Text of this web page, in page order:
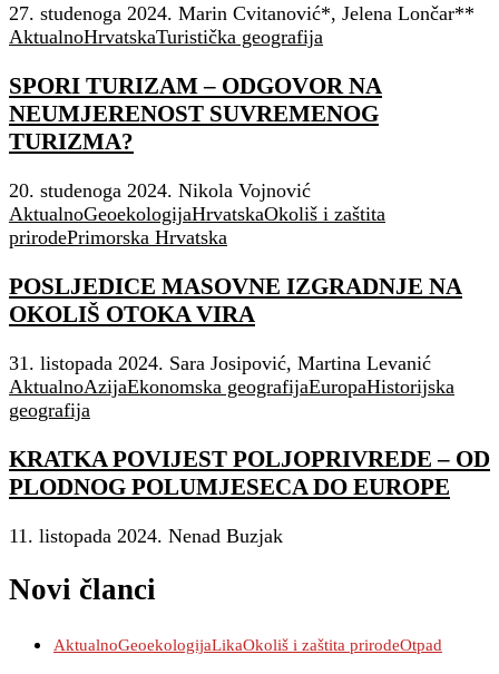
27. studenoga 2024. Marin Cvitanović*, Jelena Lončar**
AktualnoHrvatskaTuristička geografija
SPORI TURIZAM – ODGOVOR NA
NEUMJERENOST SUVREMENOG
TURIZMA?
20. studenoga 2024. Nikola Vojnović
AktualnoGeoekologijaHrvatskaOkoliš i zaštita
prirodePrimorska Hrvatska
POSLJEDICE MASOVNE IZGRADNJE NA
OKOLIŠ OTOKA VIRA
31. listopada 2024. Sara Josipović, Martina Levanić
AktualnoAzijaEkonomska geografijaEuropaHistorijska
geografija
KRATKA POVIJEST POLJOPRIVREDE – OD
PLODNOG POLUMJESECA DO EUROPE
11. listopada 2024. Nenad Buzjak
Novi članci
AktualnoGeoekologijaLikaOkoliš i zaštita prirodeOtpad